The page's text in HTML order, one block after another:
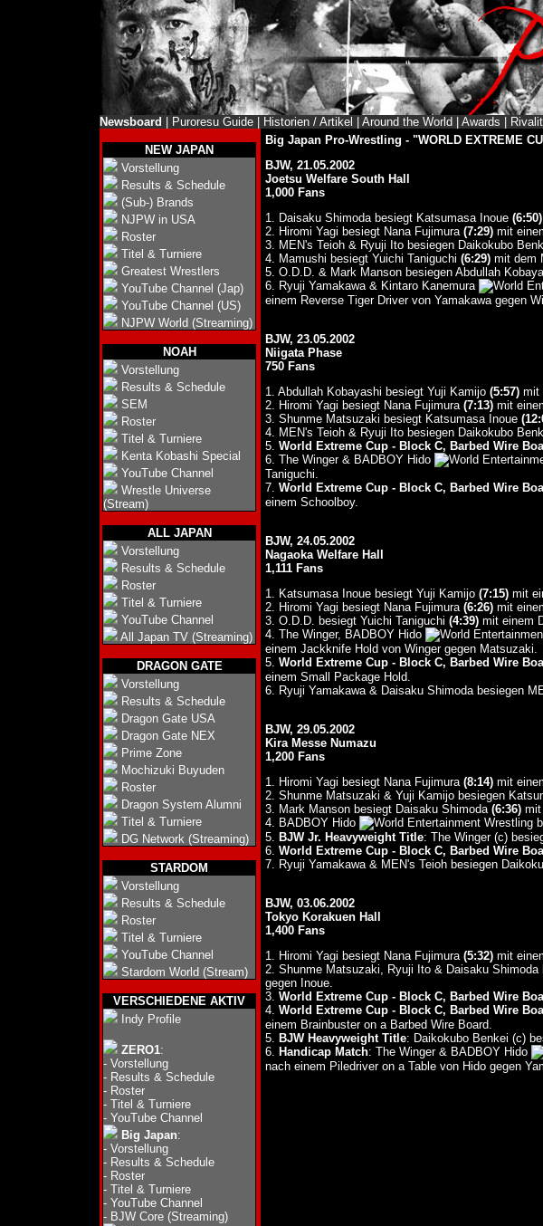
Newsboard Puroresu Guide| Historien / Artikel Around the World Awards
NEW JAPAN
Vorstellung
Results & Schedule
(Sub-) Brands
NJPW in USA
Roster
Titel & Turniere
Greatest Wrestlers
YouTube Channel (Jap)
YouTube Channel (US)
NJPW World (Streaming)
NOAH
Vorstellung
Results & Schedule
SEM
Roster
Titel & Turniere
Kenta Kobashi Special
YouTube Channel
Wrestle Universe
(Stream)
ALL JAPAN
Vorstellung
Results & Schedule
Roster
Titel & Turniere
YouTube Channel
All Japan TV (Streaming)
DRAGON GATE
Vorstellung
Results & Schedule
Dragon Gate USA
Dragon Gate NEX
Prime Zone
Mochizuki Buyuden
Roster
Dragon System Alumni
Titel & Turniere
DG Network (Streaming)
STARDOM
Vorstellung
Results & Schedule
Roster
Titel & Turniere
YouTube Channel
Stardom World (Stream)
VERSCHIEDENE AKTIV
Indy Profile
ZERO1:
- Vorstellung
- Results & Schedule
- Roster
- Titel & Turniere
- YouTube Channel
Big Japan:
- Vorstellung
- Results & Schedule
- Roster
- Titel & Turniere
- YouTube Channel
- BJW Core (Streaming)
Big Japan Pro-Wrestling - "WORLD EXTREME
BJW, 21.05.2002
Joetsu Welfare South Hall
1,000 Fans
1. Daisaku Shimoda besiegt Katsumasa Inoue (6:50)
2. Hiromi Yagi besiegt Nana Fujimura (7:29)mit
3. MEN's Teioh & Ryuji Ito besiegen Daikokubo
4. Mamushi besiegt Yuichi Taniguchi (6:29)mit dem
5. O.D.D. & Mark Manson besiegen Abdullah
6. Ryuji Yamakawa & Kintaro Kanemura
einem Reverse Tiger Driver von Yamakawa gegen
BJW, 23.05.2002
Niigata Phase
750 Fans
1. Abdullah Kobayashi besiegt Yuji Kamijo (5:57)mit
2. Hiromi Yagi besiegt Nana Fujimura (7:13)mit
3. Shunme Matsuzaki besiegt Katsumasa Inoue
4. MEN's Teioh & Ryuji Ito besiegen Daikokubo
5. World Extreme Cup - Block C, Barbed Wire
6. The Winger & BADBOY Hido
Taniguchi.
7. World Extreme Cup - Block C, Barbed Wire
einem Schoolboy.
BJW, 24.05.2002
Nagaoka Welfare Hall
1,111 Fans
1. Katsumasa Inoue besiegt Yuji Kamijo (7:15)mit
2. Hiromi Yagi besiegt Nana Fujimura (6:26)mit
3. O.D.D. besiegt Yuichi Taniguchi (4:39)mit einem
4. The Winger, BADBOY Hido
einem Jackknife Hold von Winger gegen Matsuzaki.
5. World Extreme Cup - Block C, Barbed Wire
einem Small Package Hold.
6. Ryuji Yamakawa & Daisaku Shimoda besiegen
BJW, 29.05.2002
Kira Messe Numazu
1,200 Fans
1. Hiromi Yagi besiegt Nana Fujimura (8:14)mit
2. Shunme Matsuzaki & Yuji Kamijo besiegen
3. Mark Manson besiegt Daisaku Shimoda (6:36)mit
4. BADBOY Hido
5. BJW Jr. Heavyweight Title: The Winger (c)
6. World Extreme Cup - Block C, Barbed Wire
7. Ryuji Yamakawa & MEN's Teioh besiegen
BJW, 03.06.2002
Tokyo Korakuen Hall
1,400 Fans
1. Hiromi Yagi besiegt Nana Fujimura (5:32)mit
2. Shunme Matsuzaki, Ryuji Ito & Daisaku
gegen Inoue.
3. World Extreme Cup - Block C, Barbed Wire
4. World Extreme Cup - Block C, Barbed Wire
einem Brainbuster on a Barbed Wire Board.
5. BJW Heavyweight Title: Daikokubo Benkei (c)
6. Handicap Match: The Winger & BADBOY Hido
nach einem Piledriver on a Table von Hido gegen